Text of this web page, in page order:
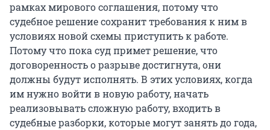
рамках мирового соглашения, потому что
судебное решение сохранит требования к ним в
условиях новой схемы приступить к работе.
Потому что пока суд примет решение, что
договоренность о разрыве достигнута, они
должны будут исполнять. В этих условиях, когда
им нужно войти в новую работу, начать
реализовывать сложную работу, входить в
судебные разборки, которые могут занять до года,